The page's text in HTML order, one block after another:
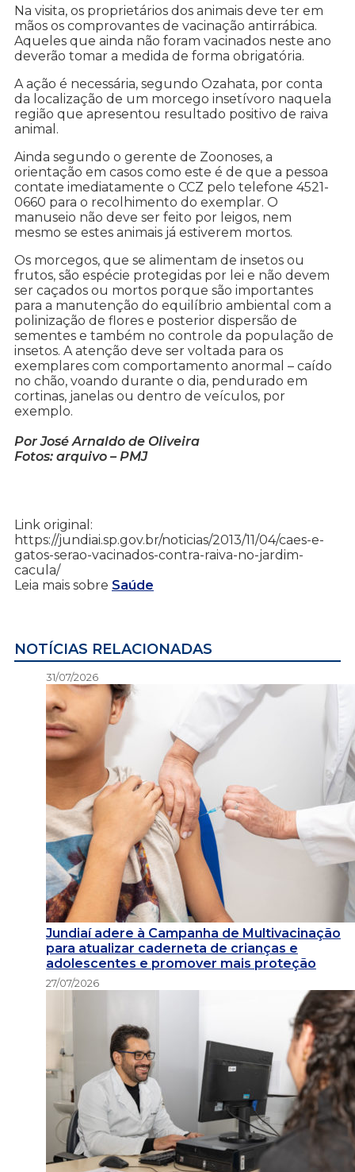
Na visita, os proprietários dos animais deve ter em
mãos os comprovantes de vacinação antirrábica.
Aqueles que ainda não foram vacinados neste ano
deverão tomar a medida de forma obrigatória.
A ação é necessária, segundo Ozahata, por conta
da localização de um morcego insetívoro naquela
região que apresentou resultado positivo de raiva
animal.
Ainda segundo o gerente de Zoonoses, a
orientação em casos como este é de que a pessoa
contate imediatamente o CCZ pelo telefone 4521-
0660 para o recolhimento do exemplar. O
manuseio não deve ser feito por leigos, nem
mesmo se estes animais já estiverem mortos.
Os morcegos, que se alimentam de insetos ou
frutos, são espécie protegidas por lei e não devem
ser caçados ou mortos porque são importantes
para a manutenção do equilíbrio ambiental com a
polinização de flores e posterior dispersão de
sementes e também no controle da população de
insetos. A atenção deve ser voltada para os
exemplares com comportamento anormal – caído
no chão, voando durante o dia, pendurado em
cortinas, janelas ou dentro de veículos, por
exemplo.
Por José Arnaldo de Oliveira
Fotos: arquivo – PMJ
Link original:
https://jundiai.sp.gov.br/noticias/2013/11/04/caes-e-
gatos-serao-vacinados-contra-raiva-no-jardim-
cacula/
Leia mais sobre Saúde
NOTÍCIAS RELACIONADAS
31/07/2026
Jundiaí adere à Campanha de Multivacinação
para atualizar caderneta de crianças e
adolescentes e promover mais proteção
27/07/2026